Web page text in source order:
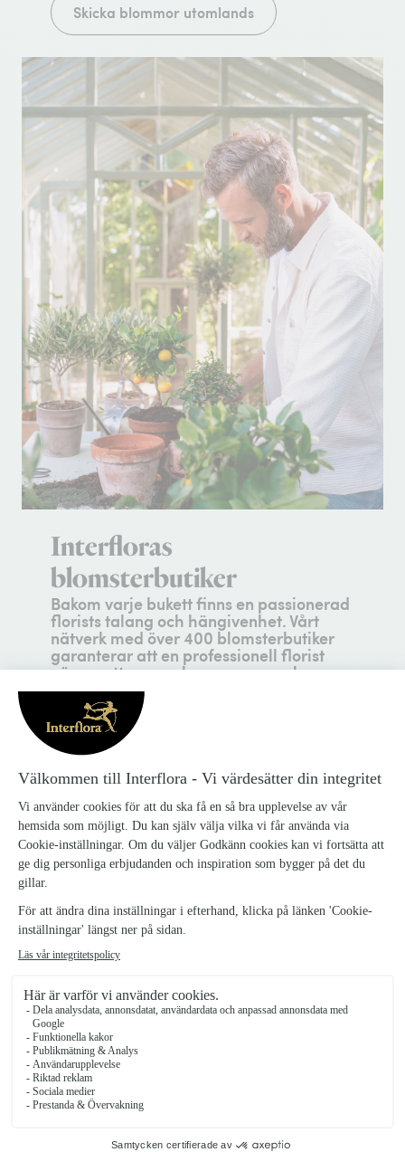
Skicka blommor utomlands
Interfloras
blomsterbutiker
Bakom varje bukett finns en passionerad
florists talang och hängivenhet. Vårt
nätverk med över 400 blomsterbutiker
garanterar att en professionell florist
nära mottagaren komponerar och
binder en unik skapelse för hand, just för
Hantverksskicklighet
binds för hand av en engagerad florist,
med särskild omsorg om varje detalj.
Alltid nära
leveransadressen, vilket ger fräschare
blommor och snabbare service.
Pålitlig och personlig leverans – våra
finkänslighet.
Våra blomsterbutiker i de större städerna
Stockholm Göteborg Malmö Uppsala Västerås
Helsingborg
Linköping
Hitta butik